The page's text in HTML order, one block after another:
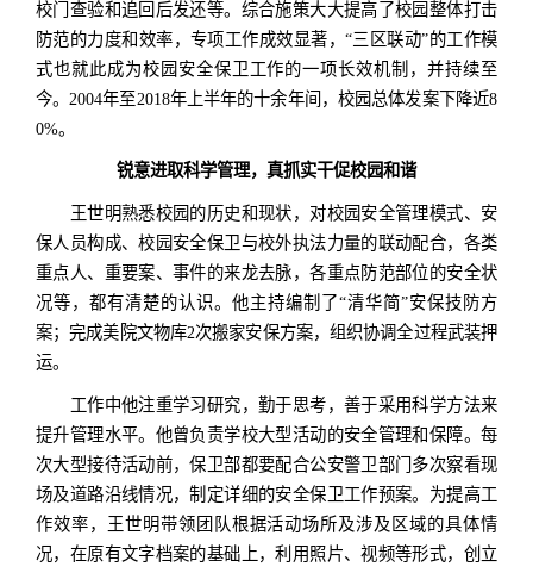
校门查验和追回后发还等。综合施策大大提高了校园整体打击
防范的力度和效率，专项工作成效显著，“三区联动”的工作模
式也就此成为校园安全保卫工作的一项长效机制，并持续至
今。2004年至2018年上半年的十余年间，校园总体发案下降近8
0%。
锐意进取科学管理，真抓实干促校园和谐
王世明熟悉校园的历史和现状，对校园安全管理模式、安
保人员构成、校园安全保卫与校外执法力量的联动配合，各类
重点人、重要案、事件的来龙去脉，各重点防范部位的安全状
况等，都有清楚的认识。他主持编制了“清华简”安保技防方
案；完成美院文物库2次搬家安保方案，组织协调全过程武装押
运。
工作中他注重学习研究，勤于思考，善于采用科学方法来
提升管理水平。他曾负责学校大型活动的安全管理和保障。每
次大型接待活动前，保卫部都要配合公安警卫部门多次察看现
场及道路沿线情况，制定详细的安全保卫工作预案。为提高工
作效率，王世明带领团队根据活动场所及涉及区域的具体情
况，在原有文字档案的基础上，利用照片、视频等形式，创立